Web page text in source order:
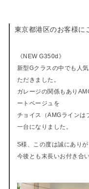
東京都港区のお客様に
《NEW G350d》
新型Gクラスの中でも人
ただきました。
ガレージの関係もあり
ートベージュを
チョイス（AMGラインは
一台になりました。
S様、この度は誠にありが
今後とも末長いお付き合